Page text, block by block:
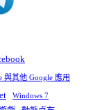
與其他 Google 應用
Windows 7